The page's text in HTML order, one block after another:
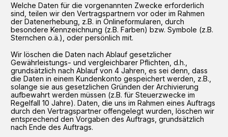
Welche Daten für die vorgenannten Zwecke erforderlich
sind, teilen wir den Vertragspartnern vor oder im Rahmen
der Datenerhebung, z.B. in Onlineformularen, durch
besondere Kennzeichnung (z.B. Farben) bzw. Symbole (z.B.
Sternchen o.ä.), oder persönlich mit.
Wir löschen die Daten nach Ablauf gesetzlicher
Gewährleistungs- und vergleichbarer Pflichten, d.h.,
grundsätzlich nach Ablauf von 4 Jahren, es sei denn, dass
die Daten in einem Kundenkonto gespeichert werden, z.B.,
solange sie aus gesetzlichen Gründen der Archivierung
aufbewahrt werden müssen (z.B. für Steuerzwecke im
Regelfall 10 Jahre). Daten, die uns im Rahmen eines Auftrags
durch den Vertragspartner offengelegt wurden, löschen wir
entsprechend den Vorgaben des Auftrags, grundsätzlich
nach Ende des Auftrags.